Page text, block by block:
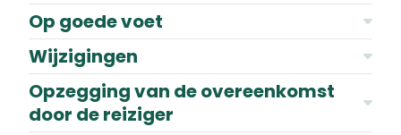
Op goede voet
Wijzigingen
Opzegging van de overeenkomst
door de reiziger